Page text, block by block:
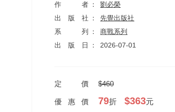
作者
劉必榮
出版社
先覺出版社
系列
商戰系列
出版日
2026-07-01
定價 $460
優惠價 79折$363元